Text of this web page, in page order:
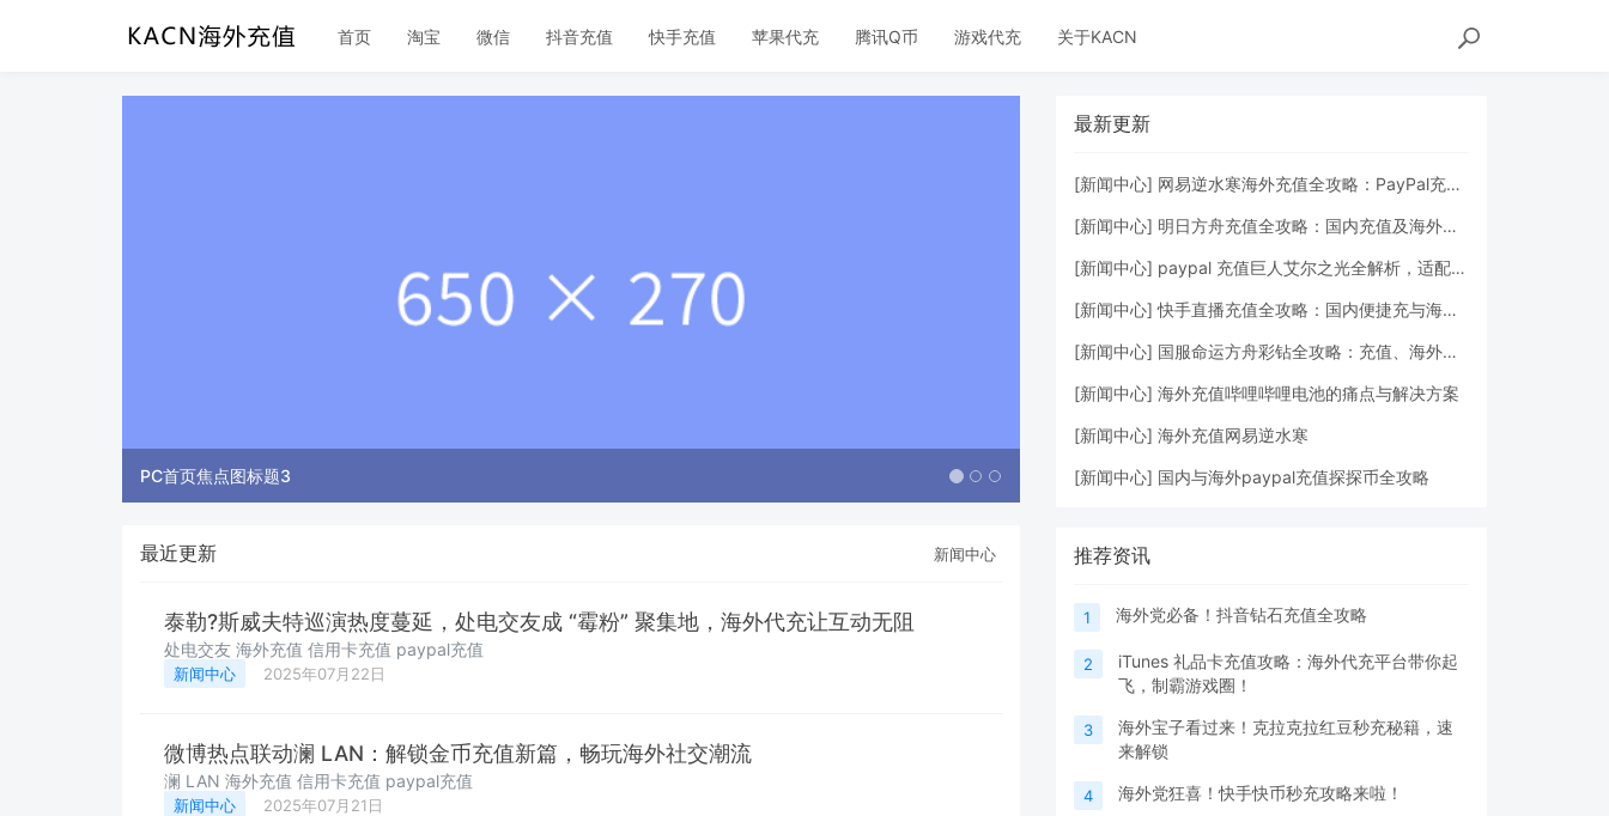
首页 淘宝 微信 抖音充值 快手充值 苹果代充 腾讯Q币 游戏代充 关于KACN
PC首页焦点图标题3
最近更新 新闻中心
泰勒?斯威夫特巡演热度蔓延，处电交友成 “霉粉” 聚集地，海外代充让互动无阻
处电交友 海外充值 信用卡充值 paypal充值
新闻中心 2025年07月22日
微博热点联动澜 LAN：解锁金币充值新篇，畅玩海外社交潮流
澜 LAN 海外充值 信用卡充值 paypal充值
新闻中心 2025年07月21日
最新更新
[新闻中心] 网易逆水寒海外充值全攻略：PayPal充值流程与常见问题解答
[新闻中心] 明日方舟充值全攻略：国内充值及海外充值明日方舟详细教程
[新闻中心] paypal 充值巨人艾尔之光全解析，适配海外玩家的专属充值方案
[新闻中心] 快手直播充值全攻略：国内便捷充与海外 PayPal 轻松搞定
[新闻中心] 国服命运方舟彩钻全攻略：充值、海外充值与 PayPal 支付详解
[新闻中心] 海外充值哔哩哔哩电池的痛点与解决方案
[新闻中心] 海外充值网易逆水寒
[新闻中心] 国内与海外paypal充值探探币全攻略
推荐资讯
1 海外党必备！抖音钻石充值全攻略
2
iTunes 礼品卡充值攻略：海外代充平台带你起
飞，制霸游戏圈！
3
海外宝子看过来！克拉克拉红豆秒充秘籍，速
来解锁
4 海外党狂喜！快手快币秒充攻略来啦！